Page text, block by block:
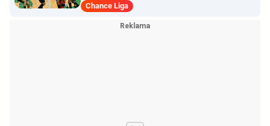
za Slovan zranil
Chance Liga